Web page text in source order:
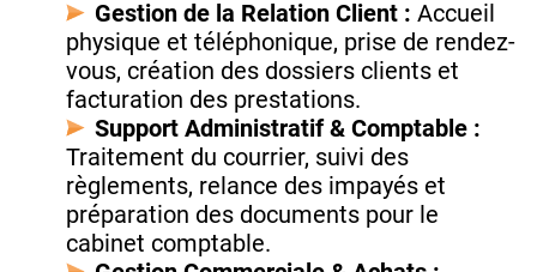
Gestion de la Relation Client : Accueil
physique et téléphonique, prise de rendez-
vous, création des dossiers clients et
facturation des prestations.
Support Administratif & Comptable :
Traitement du courrier, suivi des
règlements, relance des impayés et
préparation des documents pour le
cabinet comptable.